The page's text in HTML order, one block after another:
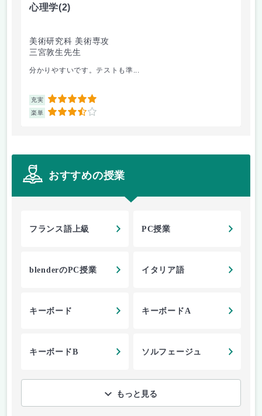
心理学(2)
美術研究科 美術専攻
三宮敦生先生
分かりやすいです。テストも準...
充実 5
楽単 3.5
おすすめの授業
フランス語上級 PC授業
blenderのPC授業 イタリア語
キーボード キーボードA
キーボードB ソルフェージュ
もっと見る